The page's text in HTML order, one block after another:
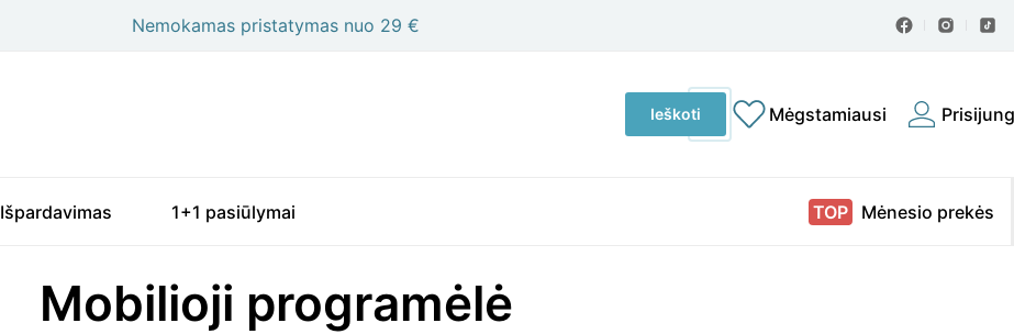
Nemokamas pristatymas nuo 29 €
Ieškoti
produktų:
Ieškoti Mėgstamiausi
Išpardavimas 1+1 pasiūlymai Mėnesio prekės
Mobilioji programėlė